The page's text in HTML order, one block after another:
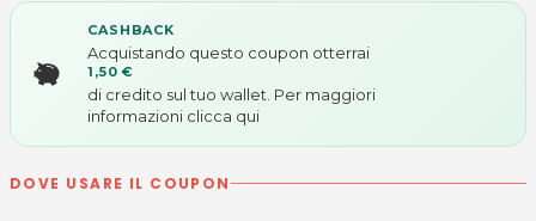
CASHBACK
Acquistando questo coupon otterrai
1,50 €
di credito sul tuo wallet. Per maggiori
informazioni clicca qui
DOVE USARE IL COUPON